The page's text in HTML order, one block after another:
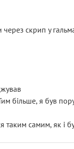
скрип у
більше, я був
самим, як і